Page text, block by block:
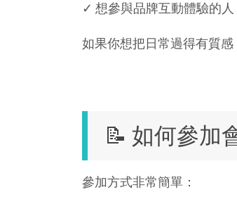
✓ 想參與品牌互動體驗的人
如果你想把日常過得有質
📝 如何參加
參加方式非常簡單：